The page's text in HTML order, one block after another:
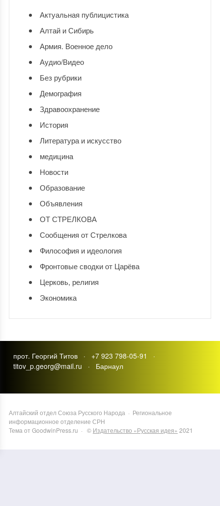
Актуальная публицистика
Алтай и Сибирь
Армия. Военное дело
Аудио/Видео
Без рубрики
Демография
Здравоохранение
История
Литература и искусство
медицина
Новости
Образование
Объявления
ОТ СТРЕЛКОВА
Сообщения от Стрелкова
Философия и идеология
Фронтовые сводки от Царёва
Церковь, религия
Экономика
прот. Георгий Титов · +7 923 798-05-91 ·
titov_p.georg@mail.ru · Барнаул
Алтайский отдел Союза Русского Народа · Региональное
информационное отделение СРН
Тема от GoodwinPress.ru · © Издательство «Русская идея» 2021